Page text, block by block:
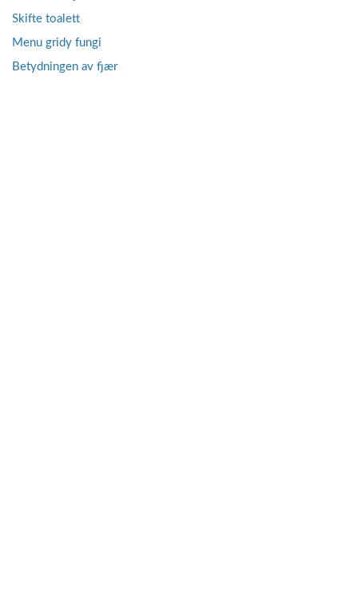
Skifte toalett
Menu gridy fungi
Betydningen av fjær